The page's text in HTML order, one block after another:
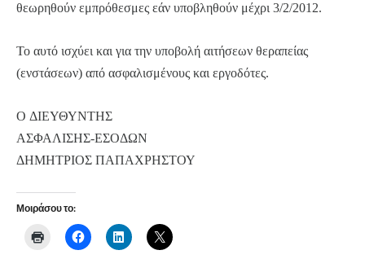
θεωρηθούν εμπρόθεσμες εάν υποβληθούν μέχρι 3/2/2012.
Το αυτό ισχύει και για την υποβολή αιτήσεων θεραπείας
(ενστάσεων) από ασφαλισμένους και εργοδότες.
O ΔΙΕΥΘΥΝΤHΣ
ΑΣΦΑΛΙΣΗΣ-ΕΣΟΔΩΝ
ΔΗΜΗΤΡΙΟΣ ΠΑΠΑΧΡΗΣΤΟΥ
Μοιράσου το: